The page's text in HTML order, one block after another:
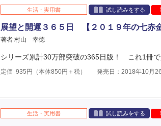
生活・実用書 試し読みをする
展望と開運３６５日 【２０１９年の七赤金
著者 村山 幸徳
シリーズ累計30万部突破の365日版！ これ1冊で
定価 935 円（本体850円＋税） 発売日：2018年10月
生活・実用書 試し読みをする